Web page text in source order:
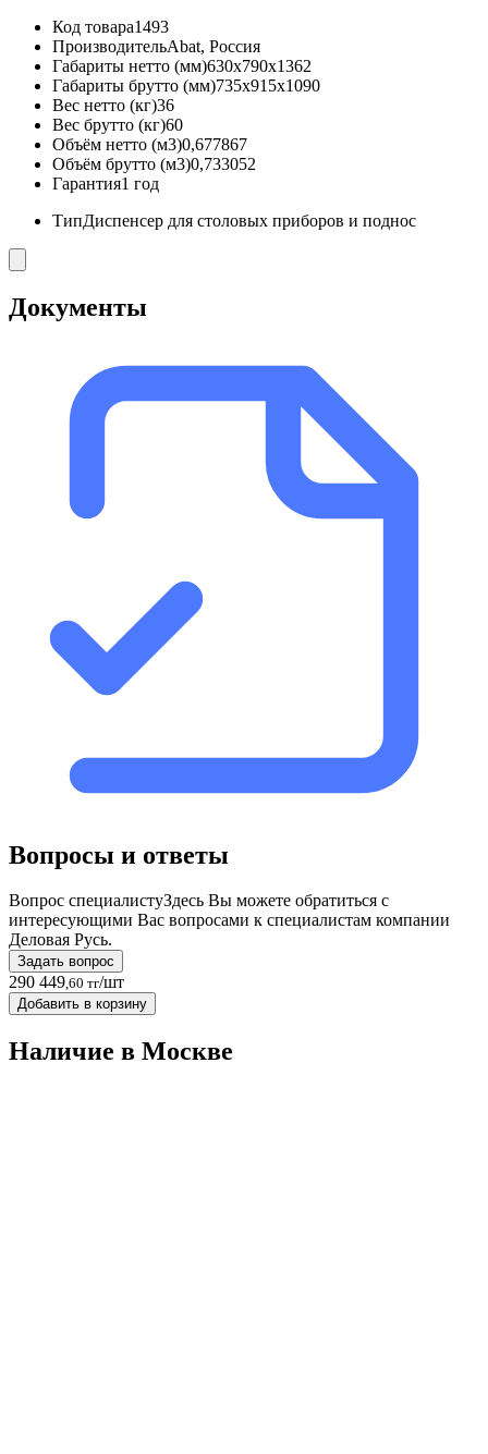
Код товара1493
ПроизводительAbat, Россия
Габариты нетто (мм)630x790x1362
Габариты брутто (мм)735x915x1090
Вес нетто (кг)36
Вес брутто (кг)60
Объём нетто (м3)0,677867
Объём брутто (м3)0,733052
Гарантия1 год
ТипДиспенсер для столовых приборов и поднос
Документы
Вопросы и ответы
Вопрос специалистуЗдесь Вы можете обратиться с
интересующими Вас вопросами к специалистам компании
Деловая Русь.
Задать вопрос
290 449,60 тг/шт
Добавить в корзину
Наличие в Москвe